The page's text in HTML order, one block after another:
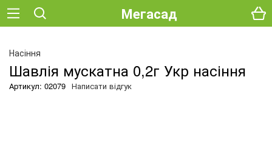
Мегасад
Насіння
Шавлія мускатна 0,2г Укр насіння
Артикул: 02079 Написати відгук